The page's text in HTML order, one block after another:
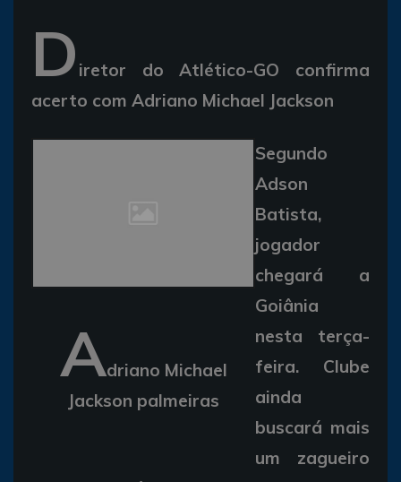
D iretor do Atlético-GO confirma
acerto com Adriano Michael Jackson
Adriano Michael
Jackson palmeiras
Segundo
Adson
Batista,
jogador
chegará a
Goiânia
nesta terça-
feira. Clube
ainda
buscará mais
um zagueiro